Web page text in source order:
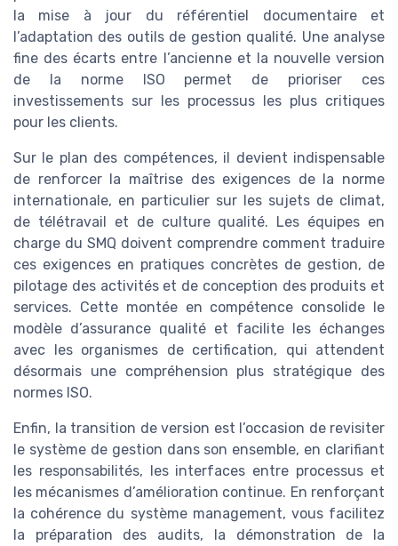
la mise à jour du référentiel documentaire et
l’adaptation des outils de gestion qualité. Une analyse
fine des écarts entre l’ancienne et la nouvelle version
de la norme ISO permet de prioriser ces
investissements sur les processus les plus critiques
pour les clients.
Sur le plan des compétences, il devient indispensable
de renforcer la maîtrise des exigences de la norme
internationale, en particulier sur les sujets de climat,
de télétravail et de culture qualité. Les équipes en
charge du SMQ doivent comprendre comment traduire
ces exigences en pratiques concrètes de gestion, de
pilotage des activités et de conception des produits et
services. Cette montée en compétence consolide le
modèle d’assurance qualité et facilite les échanges
avec les organismes de certification, qui attendent
désormais une compréhension plus stratégique des
normes ISO.
Enfin, la transition de version est l’occasion de revisiter
le système de gestion dans son ensemble, en clarifiant
les responsabilités, les interfaces entre processus et
les mécanismes d’amélioration continue. En renforçant
la cohérence du système management, vous facilitez
la préparation des audits, la démonstration de la